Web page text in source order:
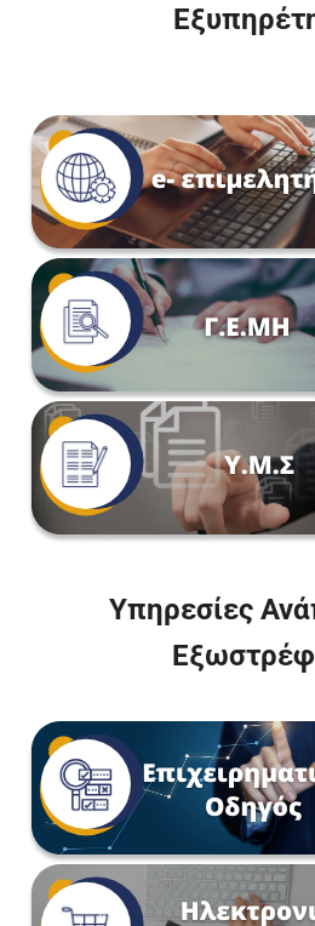
Υπηρεσίες